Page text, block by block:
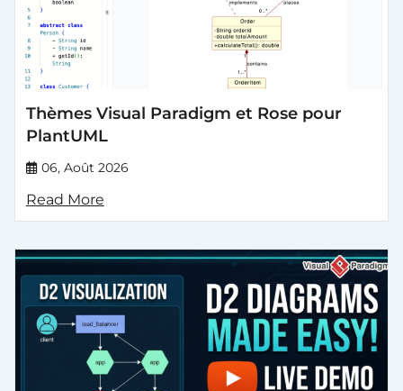
Thèmes Visual Paradigm et Rose pour
PlantUML
06, Août 2026
Read More